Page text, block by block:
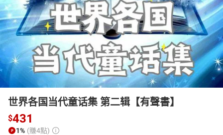
日本購物 電子/紙本書
HOT
世界各国当代童话集 第二辑【有聲書】
$431
1% (賺4點)